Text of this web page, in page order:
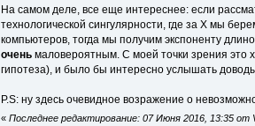
На самом деле, все еще интереснее: если
технологической сингулярности, где за X мы
компьютеров, тогда мы получим экспоненту
очень маловероятным. С моей точки зрения это
гипотеза), и было бы интересно услышать
P.S: ну здесь очевидное возражение о
« Последнее редактирование: 07 Июня 2016, 13:35 от